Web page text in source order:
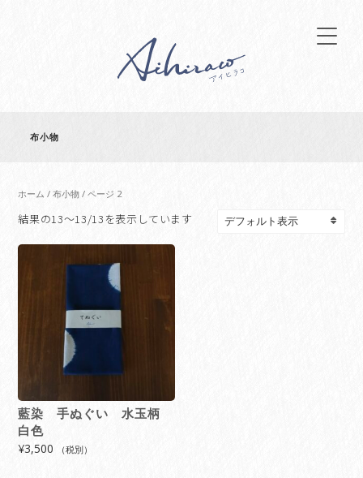
布小物
ホーム /布小物 / ページ 2
結果の13～13/13を表示しています
藍染 手ぬぐい 水玉柄
白色
¥3,500 （税別）